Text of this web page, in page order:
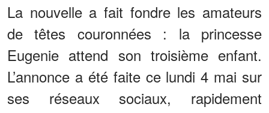
La nouvelle a fait fondre les amateurs
de têtes couronnées : la princesse
Eugenie attend son troisième enfant.
L’annonce a été faite ce lundi 4 mai sur
ses réseaux sociaux, rapidement